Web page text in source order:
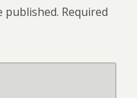
published. Required